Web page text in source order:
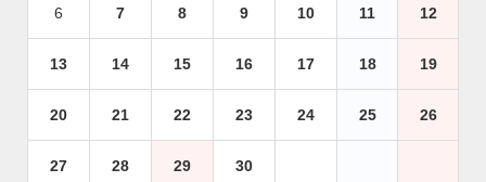
6 7 8 9 10 11 12
13 14 15 16 17 18 19
20 21 22 23 24 25 26
27 28 29 30